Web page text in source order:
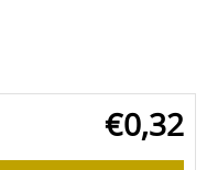
€0,32